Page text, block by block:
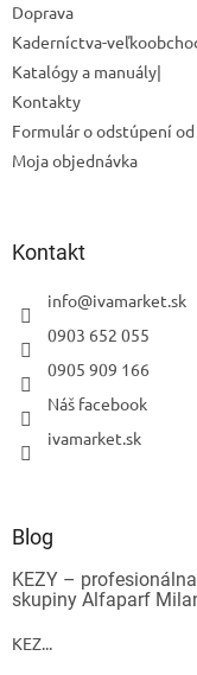
Doprava
Kaderníctva-
Katalógy a manuály|
Kontakty
Formulár o odstúpení
Moja objednávka
Kontakt
info@ivamarket.sk
0903 652 055
0905 909 166
Náš facebook
ivamarket.sk
Blog
KEZY –
skupiny Alfaparf
KEZ...